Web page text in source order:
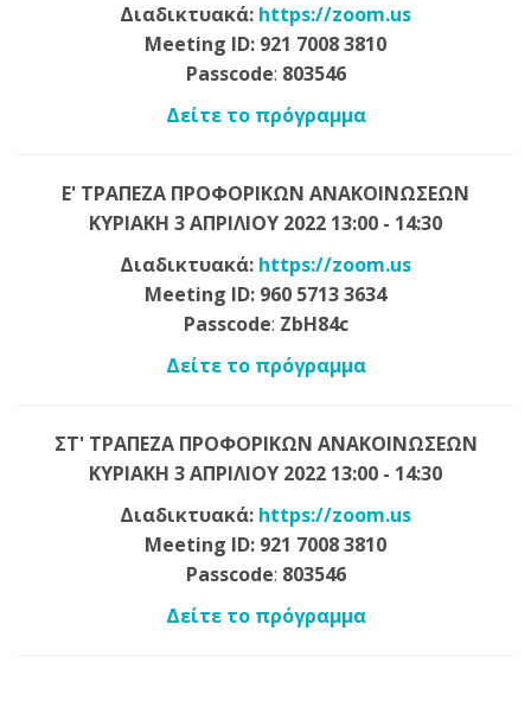
Διαδικτυακά: https://zoom.us
Meeting ID: 921 7008 3810
Passcode: 803546
Δείτε το πρόγραμμα
Ε' ΤΡΑΠΕΖΑ ΠΡΟΦΟΡΙΚΩΝ ΑΝΑΚΟΙΝΩΣΕΩΝ
ΚΥΡΙΑΚΗ 3 ΑΠΡΙΛΙΟΥ 2022 13:00 - 14:30
Διαδικτυακά: https://zoom.us
Meeting ID: 960 5713 3634
Passcode: ZbH84c
Δείτε το πρόγραμμα
ΣΤ' ΤΡΑΠΕΖΑ ΠΡΟΦΟΡΙΚΩΝ ΑΝΑΚΟΙΝΩΣΕΩΝ
ΚΥΡΙΑΚΗ 3 ΑΠΡΙΛΙΟΥ 2022 13:00 - 14:30
Διαδικτυακά: https://zoom.us
Meeting ID: 921 7008 3810
Passcode: 803546
Δείτε το πρόγραμμα